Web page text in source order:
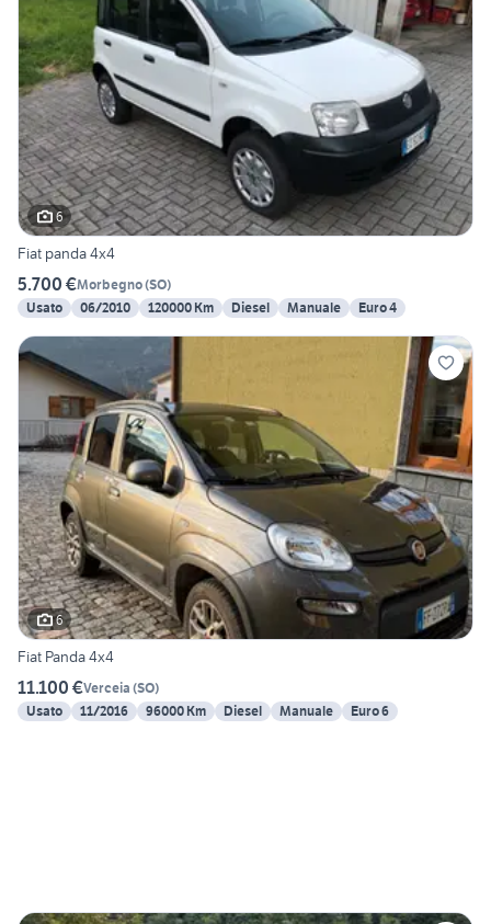
6
Fiat panda 4x4
5.700 €Morbegno(SO)
Usato
06/2010 120000 Km Diesel Manuale Euro 4
6
Fiat Panda 4x4
11.100 €Verceia (SO)
Usato
11/2016 96000 Km Diesel Manuale Euro 6